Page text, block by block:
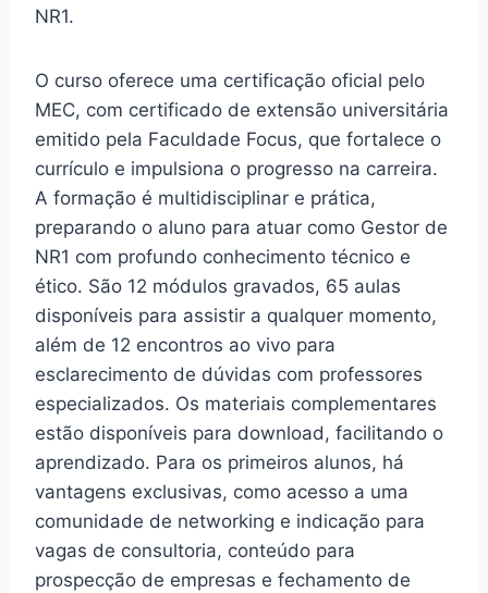
NR1.
O curso oferece uma certificação oficial pelo
MEC, com certificado de extensão universitária
emitido pela Faculdade Focus, que fortalece o
currículo e impulsiona o progresso na carreira.
A formação é multidisciplinar e prática,
preparando o aluno para atuar como Gestor de
NR1 com profundo conhecimento técnico e
ético. São 12 módulos gravados, 65 aulas
disponíveis para assistir a qualquer momento,
além de 12 encontros ao vivo para
esclarecimento de dúvidas com professores
especializados. Os materiais complementares
estão disponíveis para download, facilitando o
aprendizado. Para os primeiros alunos, há
vantagens exclusivas, como acesso a uma
comunidade de networking e indicação para
vagas de consultoria, conteúdo para
prospecção de empresas e fechamento de